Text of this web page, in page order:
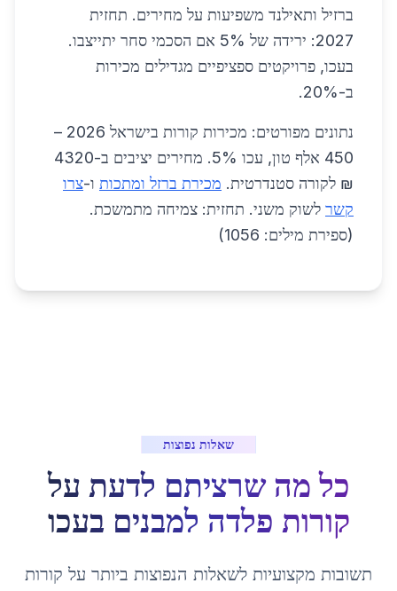
ברזיל ותאילנד משפיעות על מחירים. תחזית
2027: ירידה של 5% אם הסכמי סחר יתייצבו.
בעכו, פרויקטים ספציפיים מגדילים מכירות
ב-20%.
נתונים מפורטים: מכירות קורות בישראל 2026 –
450 אלף טון, עכו 5%. מחירים יציבים ב-4320
₪ לקורה סטנדרטית. מכירת ברזל ומתכות ו-צרו
קשר לשוק משני. תחזית: צמיחה מתמשכת.
(ספירת מילים: 1056)
שאלות נפוצות
כל מה שרציתם לדעת על
קורות פלדה למבנים בעכו
תשובות מקצועיות לשאלות הנפוצות ביותר על קורות